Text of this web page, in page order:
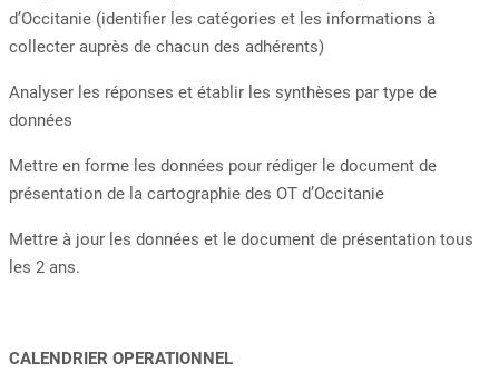
d’Occitanie (identifier les catégories et les informations à
collecter auprès de chacun des adhérents)
Analyser les réponses et établir les synthèses par type de
données
Mettre en forme les données pour rédiger le document de
présentation de la cartographie des OT d’Occitanie
Mettre à jour les données et le document de présentation tous
les 2 ans.
CALENDRIER OPERATIONNEL